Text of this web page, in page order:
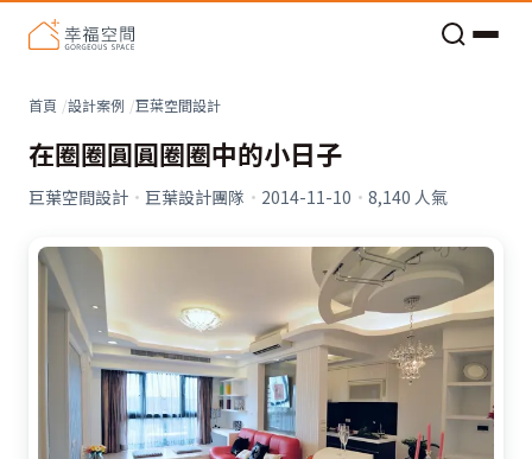
首頁 設計案例 巨葉空間設計
在圈圈圓圓圈圈中的小日子
巨葉空間設計 · 巨葉設計團隊 · 2014-11-10 · 8,140 人氣